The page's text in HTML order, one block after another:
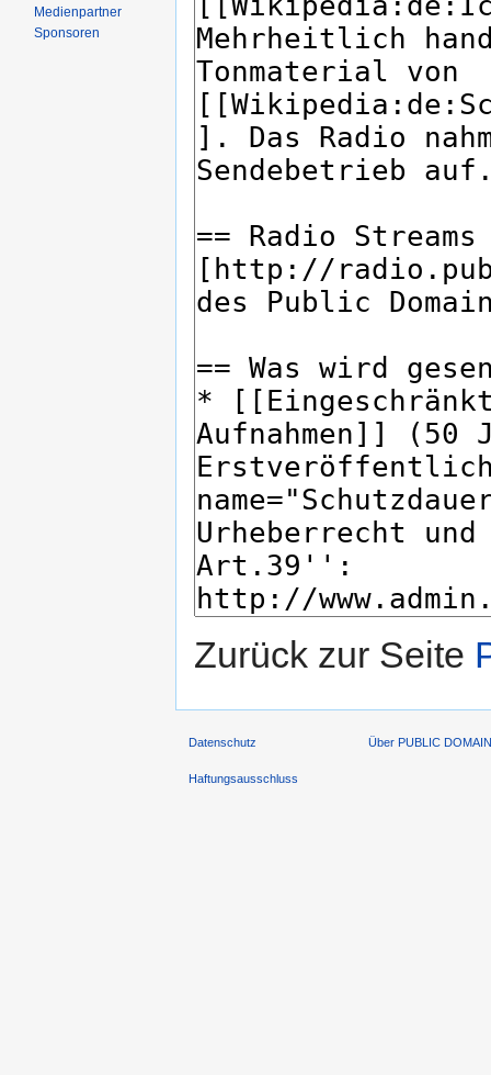
Zurück zur Seite
Medienpartner
Sponsoren
Datenschutz Über PUBLIC
Haftungsausschluss